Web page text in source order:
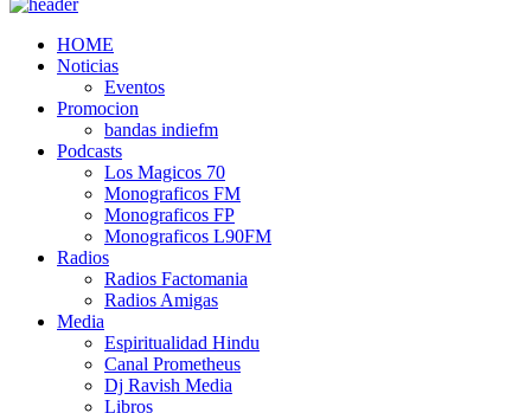
HOME
Noticias
Eventos
Promocion
bandas indiefm
Podcasts
Los Magicos 70
Monograficos FM
Monograficos FP
Monograficos L90FM
Radios
Radios Factomania
Radios Amigas
Media
Espiritualidad Hindu
Canal Prometheus
Dj Ravish Media
Libros